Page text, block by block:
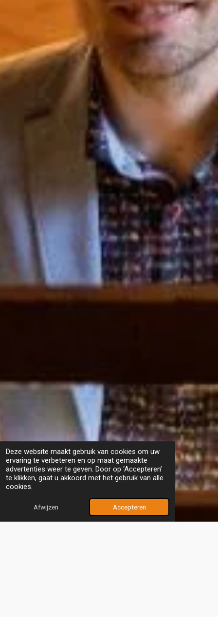
Deze website maakt gebruik van cookies om uw
ervaring te verbeteren en op maat gemaakte
advertenties weer te geven. Door op ‘Accepteren’
te klikken, gaat u akkoord met het gebruik van alle
cookies.
Afwijzen Accepteren